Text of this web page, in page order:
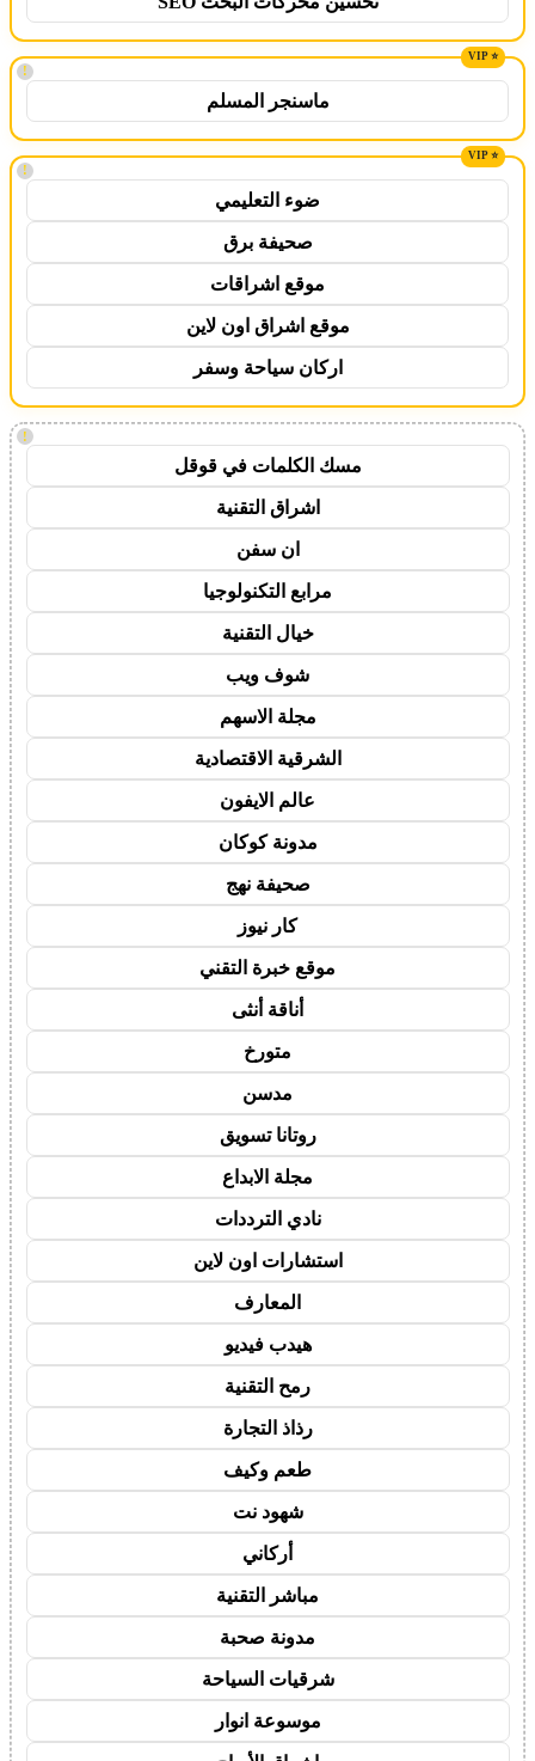
!
ماسنجر المسلم
!
ضوء التعليمي
صحيفة برق
موقع اشراقات
موقع اشراق اون لاين
اركان سياحة وسفر
!
مسك الكلمات في قوقل
اشراق التقنية
ان سفن
مرابع التكنولوجيا
خيال التقنية
شوف ويب
مجلة الاسهم
الشرقية الاقتصادية
عالم الايفون
مدونة كوكان
صحيفة نهج
كار نيوز
موقع خبرة التقني
أناقة أنثى
متورخ
مدسن
روتانا تسويق
مجلة الابداع
نادي الترددات
استشارات اون لاين
المعارف
هيدب فيديو
رمح التقنية
رذاذ التجارة
طعم وكيف
شهود نت
أركاني
مباشر التقنية
مدونة صحبة
شرقيات السياحة
موسوعة انوار